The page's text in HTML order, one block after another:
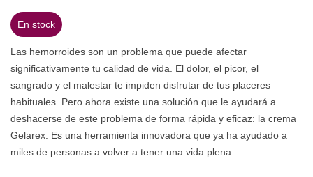
En stock
Las hemorroides son un problema que puede afectar
significativamente tu calidad de vida. El dolor, el picor, el
sangrado y el malestar te impiden disfrutar de tus placeres
habituales. Pero ahora existe una solución que le ayudará a
deshacerse de este problema de forma rápida y eficaz: la crema
Gelarex. Es una herramienta innovadora que ya ha ayudado a
miles de personas a volver a tener una vida plena.